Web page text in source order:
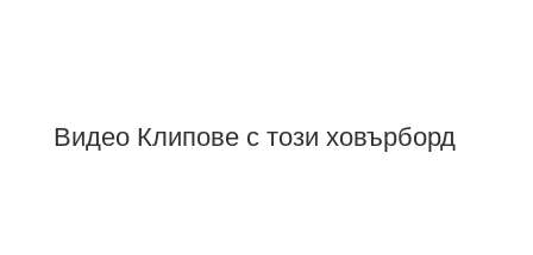
Видео Клипове с този ховърборд